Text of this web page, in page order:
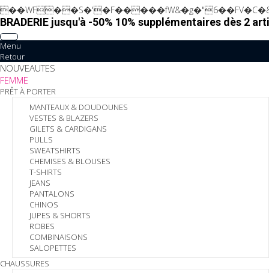
BRADERIE jusqu'à -50% 10% supplémentaires dès 2
Menu
Retour
NOUVEAUTES
FEMME
PRÊT À PORTER
MANTEAUX & DOUDOUNES
VESTES & BLAZERS
GILETS & CARDIGANS
PULLS
SWEATSHIRTS
CHEMISES & BLOUSES
T-SHIRTS
JEANS
PANTALONS
CHINOS
JUPES & SHORTS
ROBES
COMBINAISONS
SALOPETTES
CHAUSSURES